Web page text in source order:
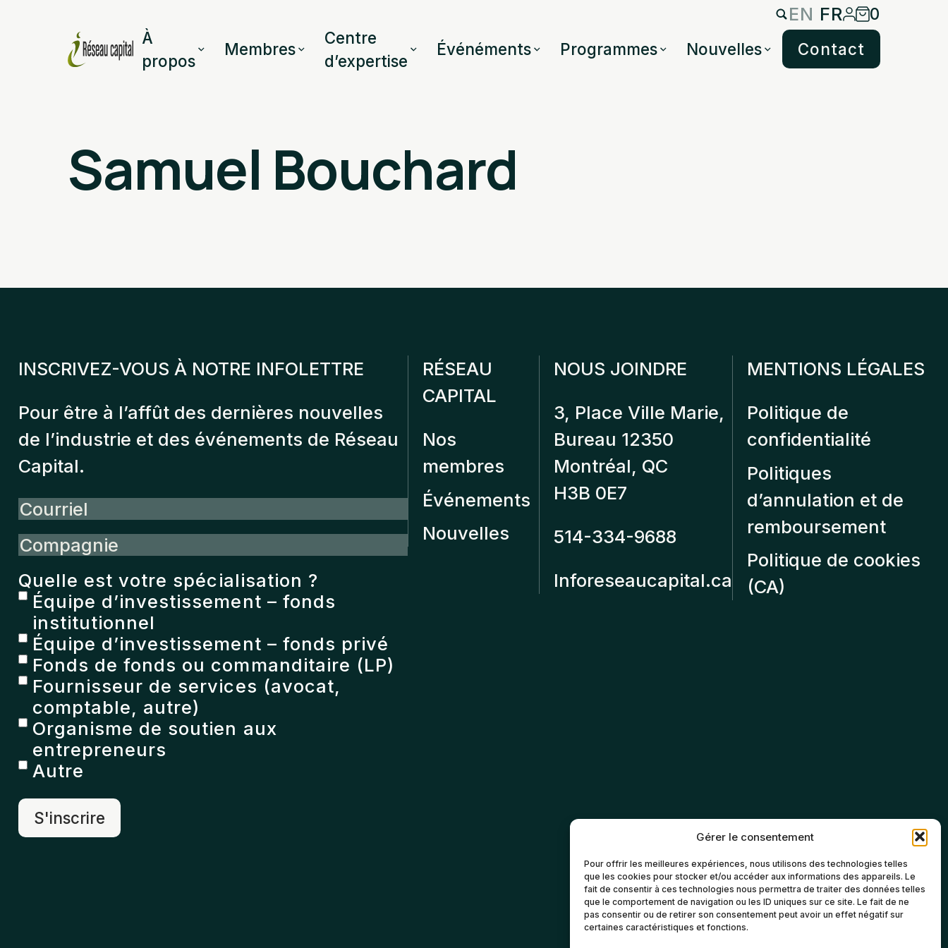
Gérer le consentement
Pour offrir les meilleures expériences, nous utilisons des technologies telles
que les cookies pour stocker et/ou accéder aux informations des appareils. Le
fait de consentir à ces technologies nous permettra de traiter des données telles
que le comportement de navigation ou les ID uniques sur ce site. Le fait de ne
pas consentir ou de retirer son consentement peut avoir un effet négatif sur
certaines caractéristiques et fonctions.
EN FR
0
À
propos
Membres
Centre
d’expertise
Événéments Programmes Nouvelles Contact
Samuel Bouchard
INSCRIVEZ-VOUS À NOTRE INFOLETTRE
Pour être à l’affût des dernières nouvelles
de l’industrie et des événements de Réseau
Capital.
Courriel
Compagnie
Quelle est votre spécialisation ?
Équipe d’investissement – fonds
institutionnel
Équipe d’investissement – fonds privé
Fonds de fonds ou commanditaire (LP)
Fournisseur de services (avocat,
comptable, autre)
Organisme de soutien aux
entrepreneurs
Autre
RÉSEAU
CAPITAL
Nos
membres
Événements
Nouvelles
NOUS JOINDRE
3, Place Ville Marie,
Bureau 12350
Montréal, QC
H3B 0E7
514-334-9688
Inforeseaucapital.ca
MENTIONS LÉGALES
Politique de
confidentialité
Politiques
d’annulation et de
remboursement
Politique de cookies
(CA)